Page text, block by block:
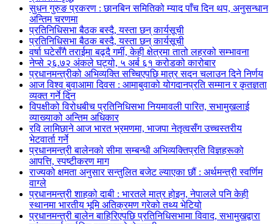
सुधन गुरुङ प्रकरण : छानबिन समितिको म्याद पाँच दिन थप, अनुसन्धान
अन्तिम चरणमा
प्रतिनिधिसभा बैठक बस्दै, यस्ता छन् कार्यसूची
प्रतिनिधिसभा बैठक बस्दै, यस्ता छन् कार्यसूची
वर्षा घटेसँगै तराईमा बढ्दै गर्मी, केही क्षेत्रमा तातो लहरको सम्भावना
नेप्से २६.७२ अंकले घट्यो, ५ अर्ब ६१ करोडको कारोबार
प्रधानमन्त्रीको अभिव्यक्ति सच्चिएपछि मात्र सदन चलाउन दिने निर्णय
आज विश्व बुवाआमा दिवस : आमाबुवाको योगदानप्रति सम्मान र कृतज्ञता
व्यक्त गर्ने दिन
विपक्षीको विरोधबीच प्रतिनिधिसभा नियमावली पारित, सभामुखलाई
व्याख्याको अन्तिम अधिकार
रवि लामिछाने आज भारत भ्रमणमा, भाजपा नेतृत्वसँग उच्चस्तरीय
भेटवार्ता गर्ने
प्रधानमन्त्री बालेनको सीमा सम्बन्धी अभिव्यक्तिप्रति विज्ञहरूको
आपत्ति, स्पष्टीकरण माग
राज्यको क्षमता अनुसार सन्तुलित बजेट ल्याएका छौं : अर्थमन्त्री स्वर्णिम
वाग्ले
प्रधानमन्त्री शाहको दाबी : भारतले मात्र होइन, नेपालले पनि केही
स्थानमा भारतीय भूमि अतिक्रमण गरेको तथ्य भेटियो
प्रधानमन्त्री बालेन बाहिरिएपछि प्रतिनिधिसभामा विवाद, सभामुखद्वारा